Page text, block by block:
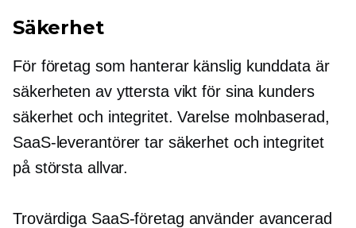
Säkerhet
För företag som hanterar känslig kunddata är
säkerheten av yttersta vikt för sina kunders
säkerhet och integritet. Varelse molnbaserad,
SaaS-leverantörer tar säkerhet och integritet
på största allvar.
Trovärdiga SaaS-företag använder avancerad